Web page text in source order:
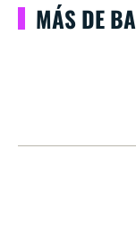
MÁS DE